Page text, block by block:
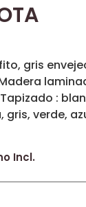
gris
:
verde,
Incl.